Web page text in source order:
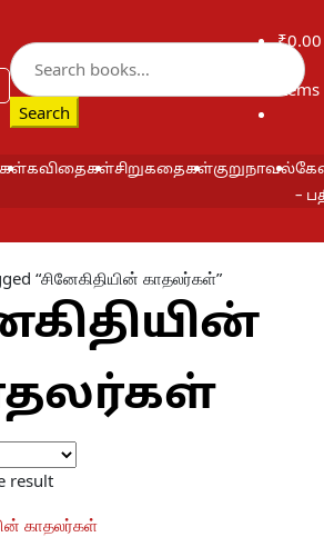
Search
for:
Search
₹0.00
items
கவிதைகள்சிறுகதைகள்குறுநாவல்
–
“சினேகிதியின் காதலர்கள்”
result